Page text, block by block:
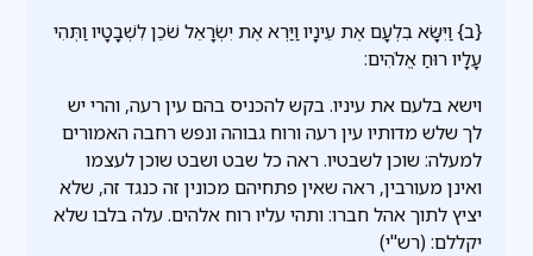
{ב} וַיִּשָּׂא בִלְעָם אֶת עֵינָיו וַיַּרְא אֶת יִשְׂרָאֵל שֹׁכֵן לִשְׁבָטָיו וַתְּהִי
עָלָיו רוּחַ אֱלֹהִים:
וישא בלעם את עיניו. בקש להכניס בהם עין רעה, והרי יש
לך שלש מדותיו עין רעה ורוח גבוהה ונפש רחבה האמורים
למעלה: שוכן לשבטיו. ראה כל שבט ושבט שוכן לעצמו
ואינן מעורבין, ראה שאין פתחיהם מכונין זה כנגד זה, שלא
יציץ לתוך אהל חברו: ותהי עליו רוח אלהים. עלה בלבו שלא
יקללם: (רש"י)